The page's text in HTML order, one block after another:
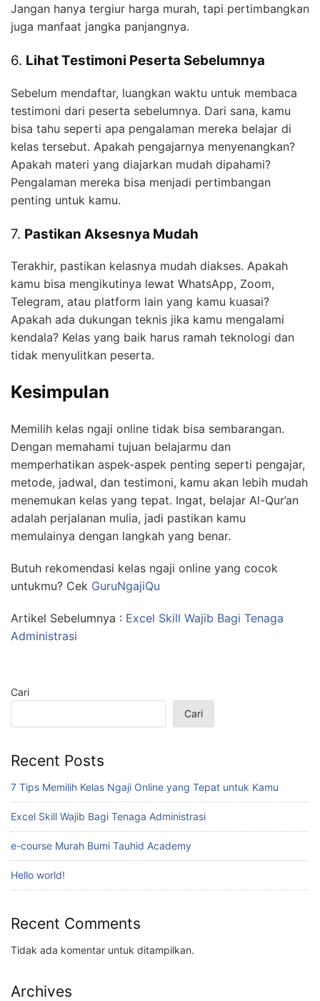
Jangan hanya tergiur harga murah, tapi pertimbangkan
juga manfaat jangka panjangnya.
6. Lihat Testimoni Peserta Sebelumnya
Sebelum mendaftar, luangkan waktu untuk membaca
testimoni dari peserta sebelumnya. Dari sana, kamu
bisa tahu seperti apa pengalaman mereka belajar di
kelas tersebut. Apakah pengajarnya menyenangkan?
Apakah materi yang diajarkan mudah dipahami?
Pengalaman mereka bisa menjadi pertimbangan
penting untuk kamu.
7. Pastikan Aksesnya Mudah
Terakhir, pastikan kelasnya mudah diakses. Apakah
kamu bisa mengikutinya lewat WhatsApp, Zoom,
Telegram, atau platform lain yang kamu kuasai?
Apakah ada dukungan teknis jika kamu mengalami
kendala? Kelas yang baik harus ramah teknologi dan
tidak menyulitkan peserta.
Kesimpulan
Memilih kelas ngaji online tidak bisa sembarangan.
Dengan memahami tujuan belajarmu dan
memperhatikan aspek-aspek penting seperti pengajar,
metode, jadwal, dan testimoni, kamu akan lebih mudah
menemukan kelas yang tepat. Ingat, belajar Al-Qur’an
adalah perjalanan mulia, jadi pastikan kamu
memulainya dengan langkah yang benar.
Butuh rekomendasi kelas ngaji online yang cocok
untukmu? Cek GuruNgajiQu
Artikel Sebelumnya : Excel Skill Wajib Bagi Tenaga
Administrasi
Cari
Cari
Recent Posts
7 Tips Memilih Kelas Ngaji Online yang Tepat untuk Kamu
Excel Skill Wajib Bagi Tenaga Administrasi
e-course Murah Bumi Tauhid Academy
Hello world!
Recent Comments
Tidak ada komentar untuk ditampilkan.
Archives